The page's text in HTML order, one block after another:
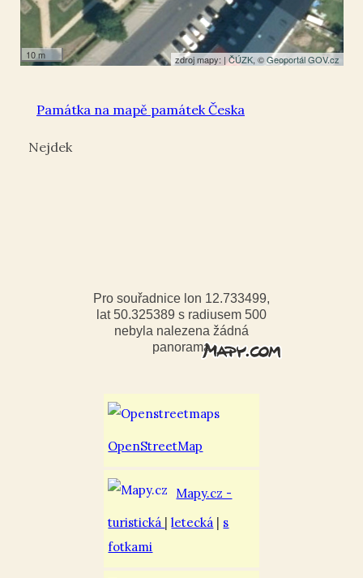
10 m zdroj mapy: |ČÚZK, ©Geoportál GOV.cz
Památka na mapě památek Česka
Nejdek
Pro souřadnice lon 12.733499,
lat 50.325389 s radiusem 500
nebyla nalezena žádná
panorama
OpenStreetMap
Mapy.cz -
turistická
|letecká
s
fotkami